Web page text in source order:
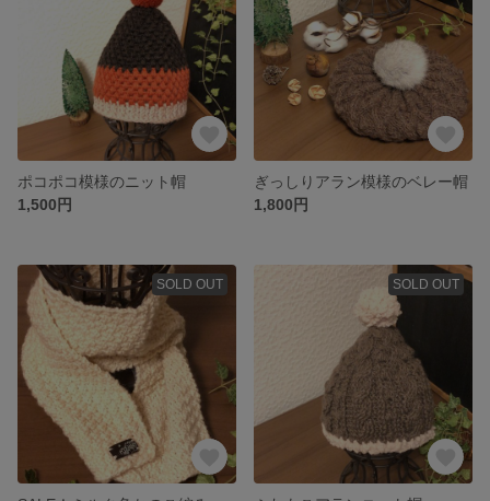
ポコポコ模様のニット帽
1,500円
ぎっしりアラン模様のベレー帽
1,800円
SOLD OUT SOLD OUT